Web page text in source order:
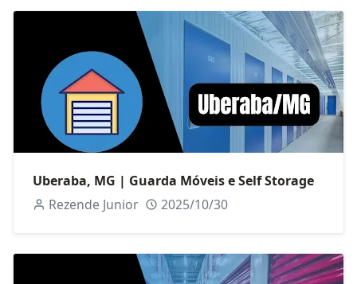
Uberaba, MG | Guarda Móveis e Self Storage
Rezende Junior
2025/10/30